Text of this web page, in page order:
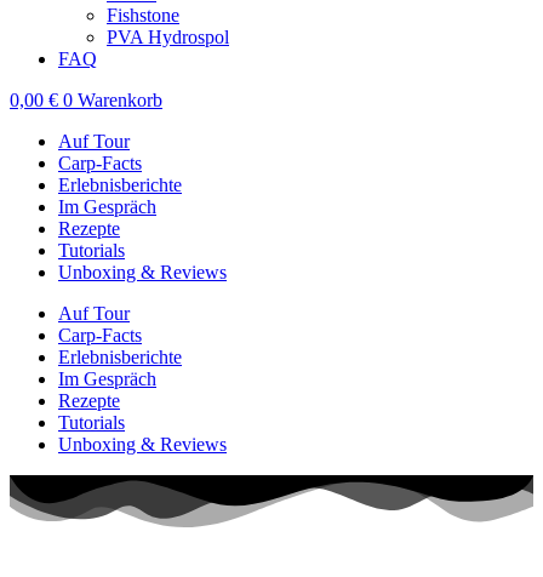
Fishstone
PVA Hydrospol
FAQ
0,00 € 0 Warenkorb
Auf Tour
Carp-Facts
Erlebnisberichte
Im Gespräch
Rezepte
Tutorials
Unboxing & Reviews
Auf Tour
Carp-Facts
Erlebnisberichte
Im Gespräch
Rezepte
Tutorials
Unboxing & Reviews